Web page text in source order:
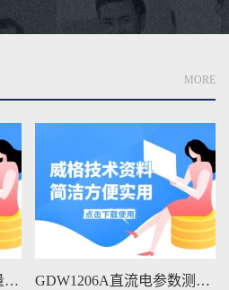
MORE
GDW1206A直流电参数测量仪维修手册下载 GDW401A变压器测量仪维修手册下载